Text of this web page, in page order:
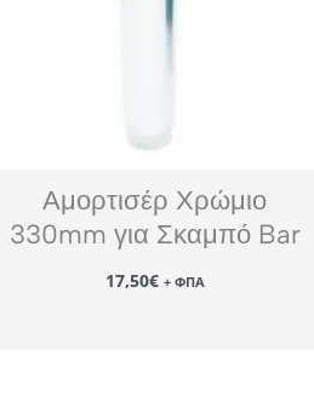
Αμορτισέρ Χρώμιο
330mm για Σκαμπό Bar
17,50€ + ΦΠΑ